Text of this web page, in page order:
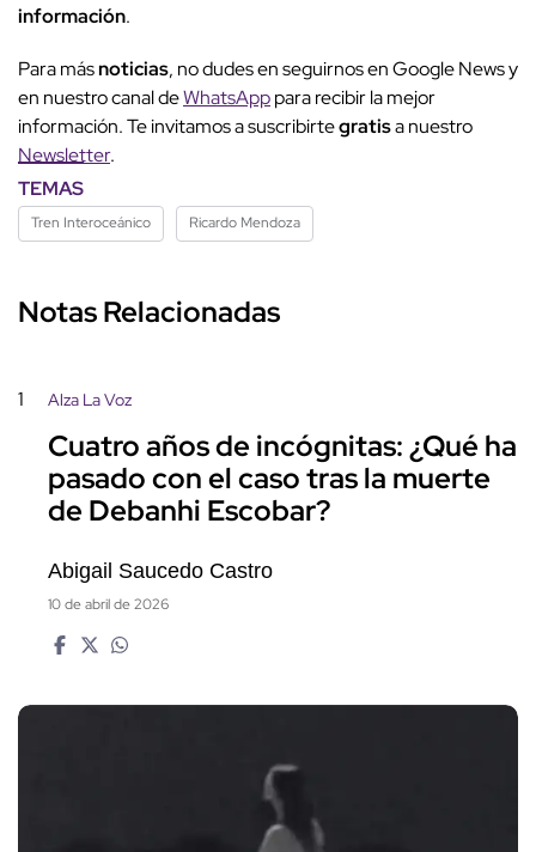
información.
Para másnoticias, no dudes en seguirnos en Google News y
en nuestro canal deWhatsApppara recibir la mejor
información. Te invitamos a suscribirtegratisa nuestro
Newsletter.
TEMAS
Tren Interoceánico Ricardo Mendoza
Notas Relacionadas
1 Alza La Voz
Cuatro años de incógnitas: ¿Qué ha
pasado con el caso tras la muerte
de Debanhi Escobar?
Abigail Saucedo Castro
10 de abril de 2026